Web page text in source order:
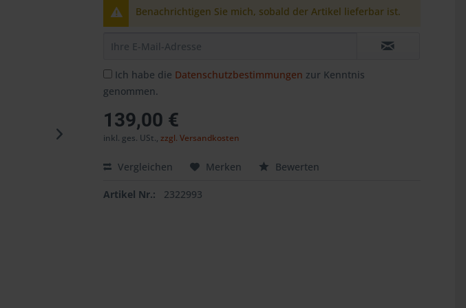
Benachrichtigen Sie mich, sobald der Artikel lieferbar ist.
Ich habe die Datenschutzbestimmungen zur Kenntnis
genommen.
139,00 €
inkl. ges. USt.,zzgl. Versandkosten
Vergleichen Merken Bewerten
Artikel Nr.: 2322993